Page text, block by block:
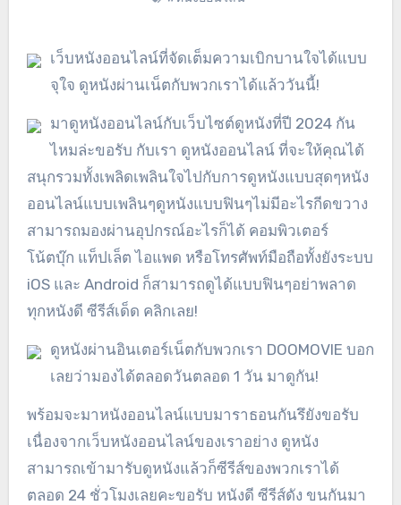
เว็บหนังออนไลน์ที่จัดเต็มความเบิกบานใจได้แบบ
จุใจ ดูหนังผ่านเน็ตกับพวกเราได้แล้ววันนี้!
มาดูหนังออนไลน์กับเว็บไซต์ดูหนังที่ปี 2024 กัน
ไหมล่ะขอรับ กับเรา ดูหนังออนไลน์ ที่จะให้คุณได้
สนุกรวมทั้งเพลิดเพลินใจไปกับการดูหนังแบบสุดๆหนัง
ออนไลน์แบบเพลินๆดูหนังแบบฟินๆไม่มีอะไรกีดขวาง
สามารถมองผ่านอุปกรณ์อะไรก็ได้ คอมพิวเตอร์
โน้ตบุ๊ก แท็ปเล็ต ไอแพด หรือโทรศัพท์มือถือทั้งยังระบบ
iOS และ Android ก็สามารถดูได้แบบฟินๆอย่าพลาด
ทุกหนังดี ซีรีส์เด็ด คลิกเลย!
ดูหนังผ่านอินเตอร์เน็ตกับพวกเรา DOOMOVIE บอก
เลยว่ามองได้ตลอดวันตลอด 1 วัน มาดูกัน!
พร้อมจะมาหนังออนไลน์แบบมาราธอนกันรึยังขอรับ
เนื่องจากเว็บหนังออนไลน์ของเราอย่าง ดูหนัง
สามารถเข้ามารับดูหนังแล้วก็ซีรีส์ของพวกเราได้
ตลอด 24 ชั่วโมงเลยคะขอรับ หนังดี ซีรีส์ดัง ขนกันมา